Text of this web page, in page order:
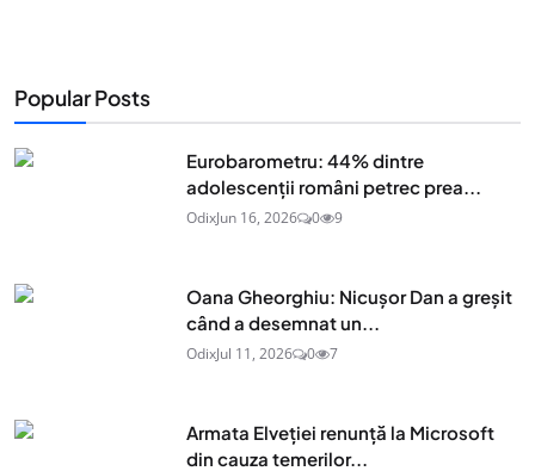
Popular Posts
Eurobarometru: 44% dintre
adolescenţii români petrec prea...
OdixJun 16, 2026 0 9
Oana Gheorghiu: Nicușor Dan a greșit
când a desemnat un...
OdixJul 11, 2026 0 7
Armata Elveției renunță la Microsoft
din cauza temerilor...